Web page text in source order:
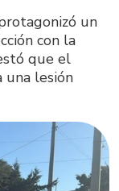
un
con la
que el
lesión